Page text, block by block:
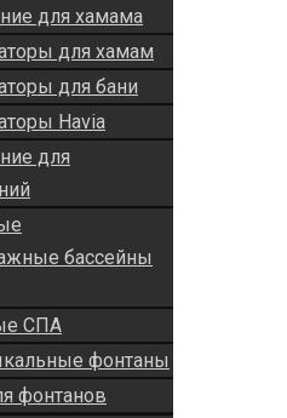
для хамама
для хамам
для бани
Havia
для
бассейны
СПА
фонтаны
фонтанов